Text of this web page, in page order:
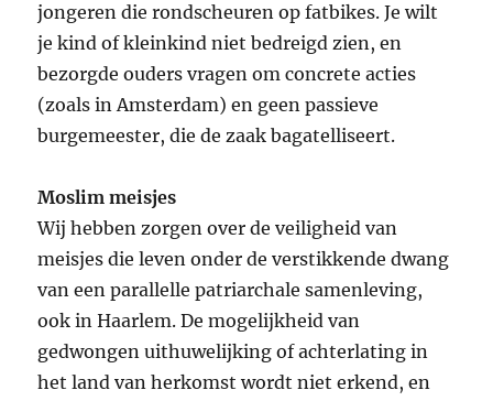
jongeren die rondscheuren op fatbikes. Je wilt
je kind of kleinkind niet bedreigd zien, en
bezorgde ouders vragen om concrete acties
(zoals in Amsterdam) en geen passieve
burgemeester, die de zaak bagatelliseert.
Moslim meisjes
Wij hebben zorgen over de veiligheid van
meisjes die leven onder de verstikkende dwang
van een parallelle patriarchale samenleving,
ook in Haarlem. De mogelijkheid van
gedwongen uithuwelijking of achterlating in
het land van herkomst wordt niet erkend, en